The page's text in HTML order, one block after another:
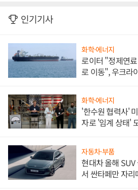
인기기사
화학·에너지
로이터 "정제연
로 이동", 우크라
화학·에너지
'한수원 협력사'
자로 '임계 상태'
자동차·부품
현대차 올해
서 싼타페만 자리